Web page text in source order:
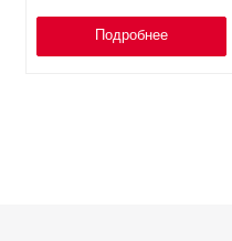
Подробнее